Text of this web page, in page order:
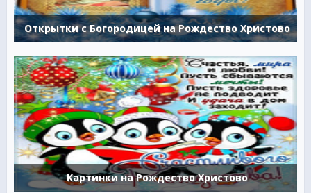
Открытки с Богородицей на Рождество Христово
Картинки на Рождество Христово